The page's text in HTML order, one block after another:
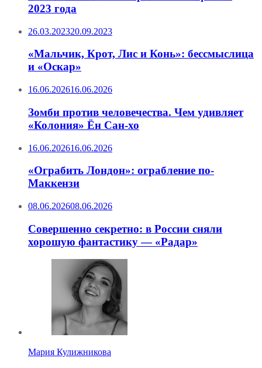
2023 года
26.03.202320.09.2023
«Мальчик, Крот, Лис и Конь»: бессмыслица
и «Оскар»
16.06.202616.06.2026
Зомби против человечества. Чем удивляет
«Колония» Ён Сан-хо
16.06.202616.06.2026
«Ограбить Лондон»: ограбление по-
Маккензи
08.06.202608.06.2026
Совершенно секретно: в России сняли
хорошую фантастику — «Радар»
Мария Кулижникова